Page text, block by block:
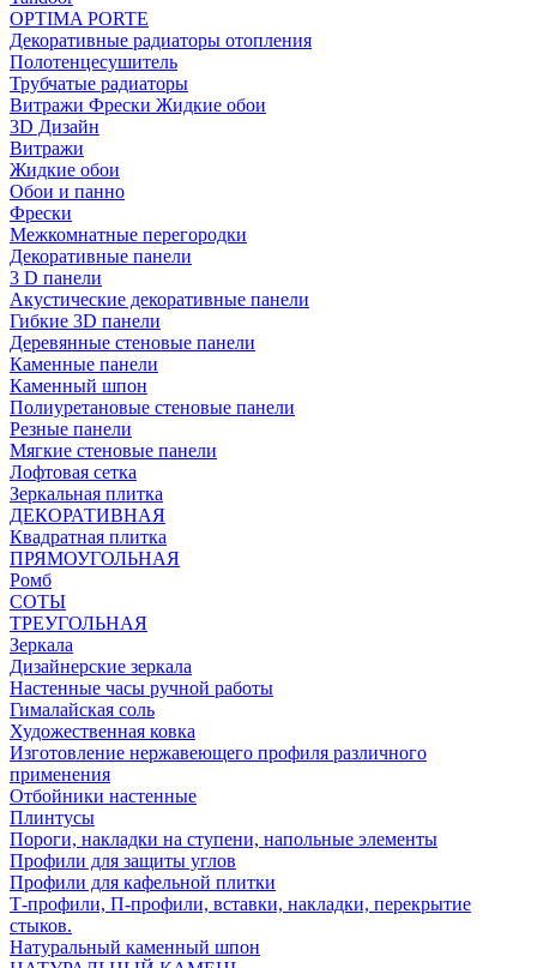
OPTIMA PORTE
Декоративные радиаторы отопления
Полотенцесушитель
Трубчатые радиаторы
Витражи Фрески Жидкие обои
3D Дизайн
Витражи
Жидкие обои
Обои и панно
Фрески
Межкомнатные перегородки
Декоративные панели
3 D панели
Акустические декоративные панели
Гибкие 3D панели
Деревянные стеновые панели
Каменные панели
Каменный шпон
Полиуретановые стеновые панели
Резные панели
Мягкие стеновые панели
Лофтовая сетка
Зеркальная плитка
ДЕКОРАТИВНАЯ
Квадратная плитка
ПРЯМОУГОЛЬНАЯ
Ромб
СОТЫ
ТРЕУГОЛЬНАЯ
Зеркала
Дизайнерские зеркала
Настенные часы ручной работы
Гималайская соль
Художественная ковка
Изготовление нержавеющего профиля различного
применения
Отбойники настенные
Плинтусы
Пороги, накладки на ступени, напольные элементы
Профили для защиты углов
Профили для кафельной плитки
Т-профили, П-профили, вставки, накладки, перекрытие
стыков.
Натуральный каменный шпон